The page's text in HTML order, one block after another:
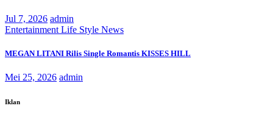
Jul 7, 2026 admin
Entertainment Life Style News
MEGAN LITANI Rilis Single Romantis KISSES HILL
Mei 25, 2026 admin
Iklan